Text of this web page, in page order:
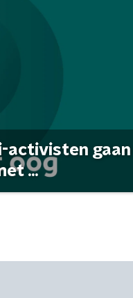
activisten gaan
...